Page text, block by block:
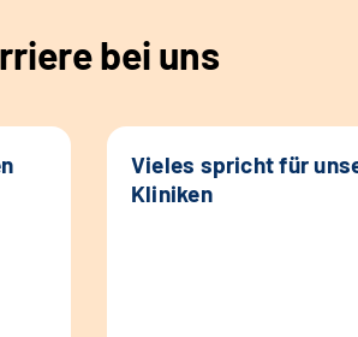
bei uns
Vieles spricht für
Kliniken